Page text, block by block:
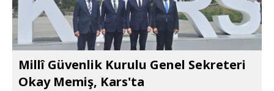
Millî Güvenlik Kurulu Genel Sekreteri
Okay Memiş, Kars'ta